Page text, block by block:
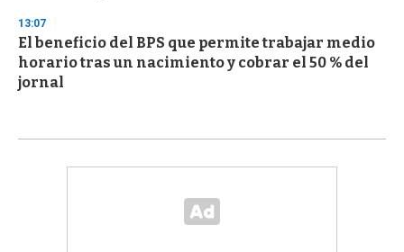
13:07
El beneficio del BPS que permite trabajar medio
horario tras un nacimiento y cobrar el 50 % del
jornal